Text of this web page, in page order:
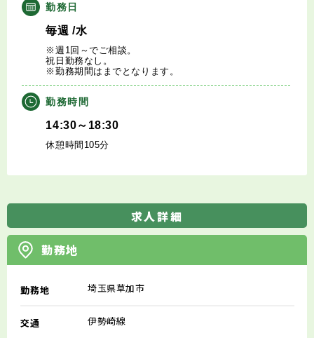
大学医局紹介
勤務日
毎週 /水
※週1回～でご相談。
祝日勤務なし。
※勤務期間はまでとなります。
勤務時間
14:30～18:30
休憩時間105分
求人詳細
勤務地
勤務地 埼玉県草加市
交通 伊勢崎線